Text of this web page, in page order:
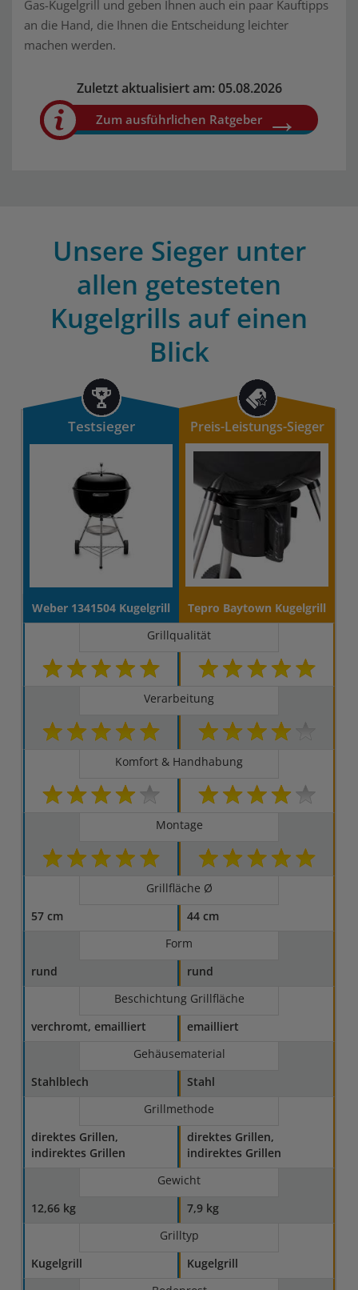
Gas-Kugelgrill und geben Ihnen auch ein paar Kauftipps
an die Hand, die Ihnen die Entscheidung leichter
machen werden.
Zuletzt aktualisiert am: 05.08.2026
Zum ausführlichen Ratgeber
Unsere Sieger unter
allen getesteten
Kugelgrills auf einen
Blick
Testsieger Preis-Leistungs-Sieger
Weber 1341504 Kugelgrill
Tepro Baytown Kugelgrill
Grillqualität
Verarbeitung
Komfort & Handhabung
Montage
Grillfläche Ø
57 cm
44 cm
Form
rund
rund
Beschichtung Grillfläche
verchromt, emailliert
emailliert
Gehäusematerial
Stahlblech
Stahl
Grillmethode
direktes Grillen,
indirektes Grillen
direktes Grillen,
indirektes Grillen
Gewicht
12,66 kg
7,9 kg
Grilltyp
Kugelgrill
Kugelgrill